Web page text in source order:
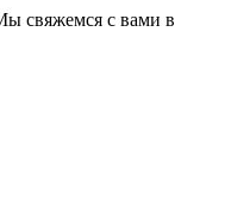
свяжемся с вами в